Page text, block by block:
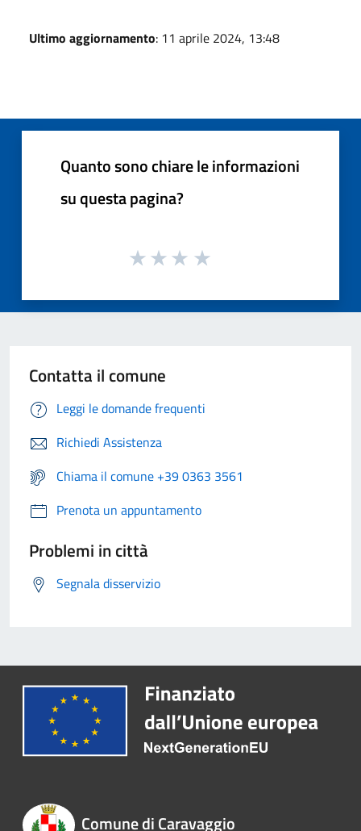
Ultimo aggiornamento: 11 aprile 2024, 13:48
Quanto sono chiare le informazioni
su questa pagina?
Contatta il comune
Leggi le domande frequenti
Richiedi Assistenza
Chiama il comune +39 0363 3561
Prenota un appuntamento
Problemi in città
Segnala disservizio
Comune di Caravaggio